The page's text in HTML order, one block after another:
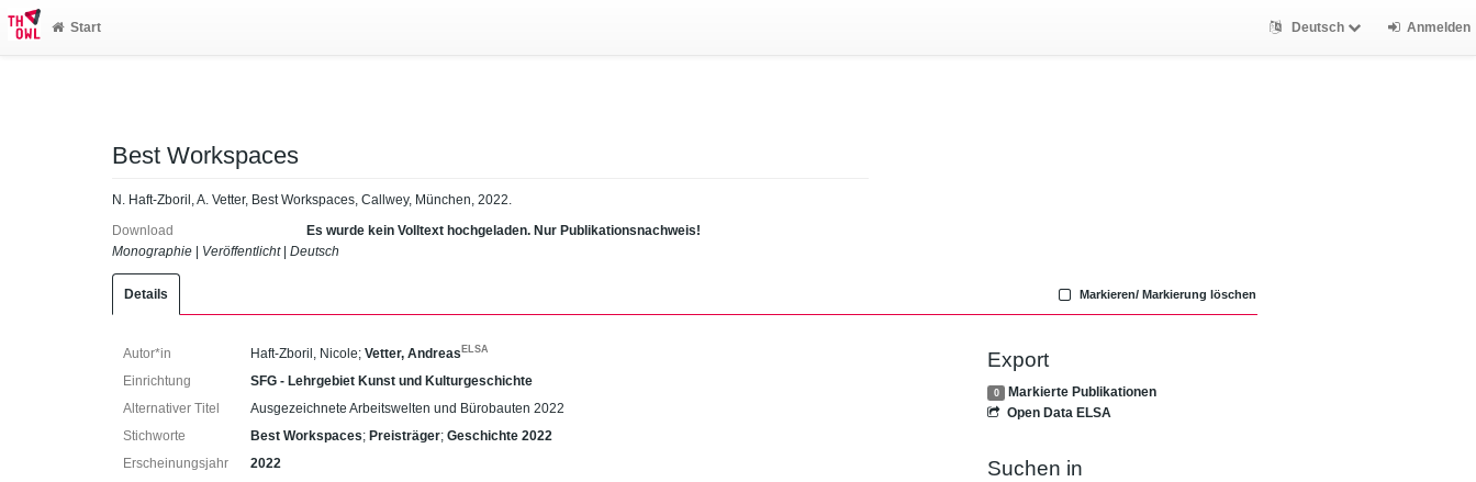
Start Deutsch Anmelden
Best Workspaces
N. Haft-Zboril, A. Vetter, Best Workspaces, Callwey, München, 2022.
Download
Es wurde kein Volltext hochgeladen. Nur Publikationsnachweis!
Monographie
Veröffentlicht| Deutsch
Details Markieren/ Markierung löschen
Autor*in Haft-Zboril, Nicole;Vetter, AndreasELSA
Einrichtung
SFG - Lehrgebiet Kunst und Kulturgeschichte
Alternativer Titel
Ausgezeichnete Arbeitswelten und Bürobauten 2022
Stichworte
Best Workspaces; Preisträger;Geschichte 2022
Erscheinungsjahr
2022
Export
0
Markierte Publikationen
Open Data ELSA
Suchen in